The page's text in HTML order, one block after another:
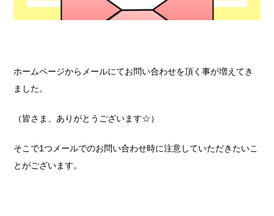
ホームページからメールにてお問い合わせを頂く事が増えてき
ました。
（皆さま、ありがとうございます☆）
そこで1つメールでのお問い合わせ時に注意していただきたいこ
とがございます。